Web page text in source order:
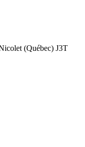
(Québec) J3T